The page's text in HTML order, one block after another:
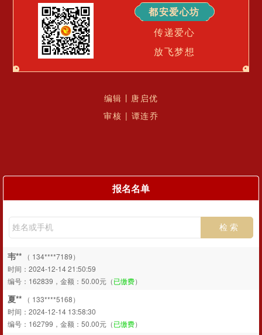
都安爱心坊
传递爱心
放飞梦想
编辑丨唐启优
审核 | 谭连乔
报名名单
韦** （ 134****7189）
时间：2024-12-14 21:50:59
编号：162839，金额：50.00元（已缴费）
夏** （ 133****5168）
时间：2024-12-14 13:58:30
编号：162799，金额：50.00元（已缴费）